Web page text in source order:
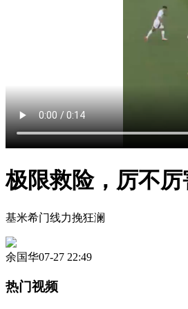
极限救险，厉不
基米希门线力挽狂澜
余国华07-27 22:49
热门视频